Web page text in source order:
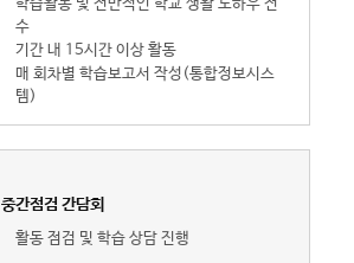
학습활동 및 전반적인 학교 생활 노하우 전
수
기간 내 15시간 이상 활동
매 회차별 학습보고서 작성(통합정보시스
템)
중간점검 간담회
활동 점검 및 학습 상담 진행